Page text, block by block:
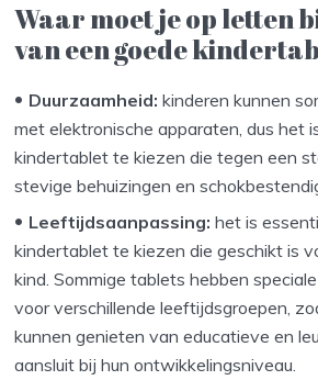
Waar moet je op letten
van een goede
Duurzaamheid:kinderen kunnen
met elektronische apparaten, dus het
kindertablet te kiezen die tegen een
stevige behuizingen en
Leeftijdsaanpassing: het is
kindertablet te kiezen die geschikt is
kind. Sommige tablets hebben
voor verschillende leeftijdsgroepen,
kunnen genieten van educatieve en
aansluit bij hun ontwikkelingsniveau.